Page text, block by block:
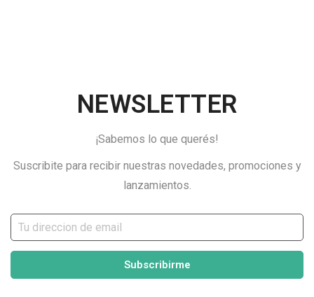
NEWSLETTER
¡Sabemos lo que querés!
Suscribite para recibir nuestras novedades, promociones y
lanzamientos.
Subscribirme